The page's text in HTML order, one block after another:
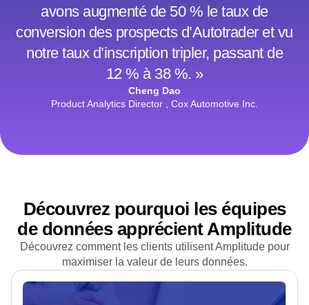
avons augmenté de 50 % le taux de
conversion des prospects d’Autotrader et vu
notre taux d’inscription tripler, passant de
12 % à 38 %. »
Cheng Dao
Product Analytics Director , Cox Automotive Inc.
Découvrez pourquoi les équipes
de données apprécient Amplitude
Découvrez comment les clients utilisent Amplitude pour
maximiser la valeur de leurs données.